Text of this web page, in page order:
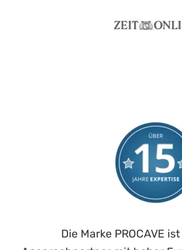
Die Marke PROCAVE